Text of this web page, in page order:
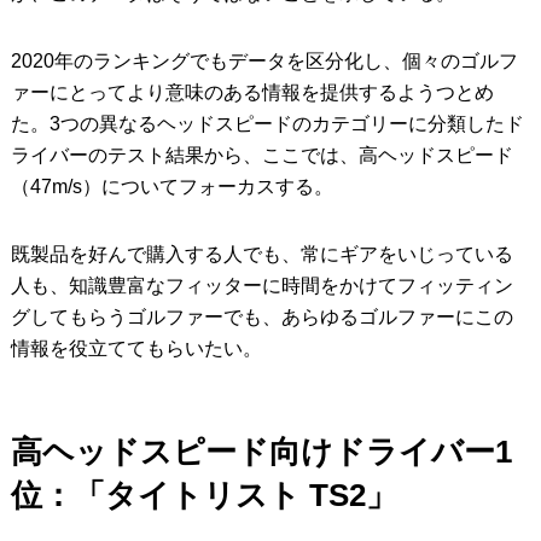
2020年のランキングでもデータを区分化し、個々のゴルフ
ァーにとってより意味のある情報を提供するようつとめ
た。3つの異なるヘッドスピードのカテゴリーに分類したド
ライバーのテスト結果から、ここでは、高ヘッドスピード
（47m/s）についてフォーカスする。
既製品を好んで購入する人でも、常にギアをいじっている
人も、知識豊富なフィッターに時間をかけてフィッティン
グしてもらうゴルファーでも、あらゆるゴルファーにこの
情報を役立ててもらいたい。
高ヘッドスピード向けドライバー1
位：「タイトリスト TS2」